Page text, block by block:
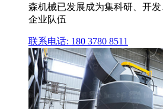
森机械已发展成为集科研、开
企业队伍
联系电话: 180 3780 8511